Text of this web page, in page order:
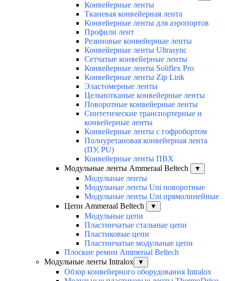
Конвейерные ленты
Тканевая конвейерная лента
Конвейерные ленты для аэропортов
Профили лент
Резиновые конвейерные ленты
Конвейерные ленты Ultrasync
Сетчатые конвейерные ленты
Конвейерные ленты Soliflex Pro
Конвейерные ленты Zip Link
Эластомерные ленты
Цельнотканые конвейерные ленты
Поворотные конвейерные ленты
Синтетические транспортерные и
конвейерные ленты
Конвейерные ленты с гофробортом
Полиуретановая конвейерная лента
(ПУ, PU)
Конвейерные ленты ПВХ
Модульные ленты Ammeraal Beltech
▼
Модульные ленты
Модульные ленты Uni поворотные
Модульные ленты Uni прямолинейные
Цепи Ammeraal Beltech
▼
Модульные цепи
Пластинчатые стальные цепи
Пластиковые цепи
Пластинчатые модульные цепи
Плоские ремни Ammeraal Beltech
Модульные ленты Intralox
▼
Обзор конвейерного оборудования Intralox